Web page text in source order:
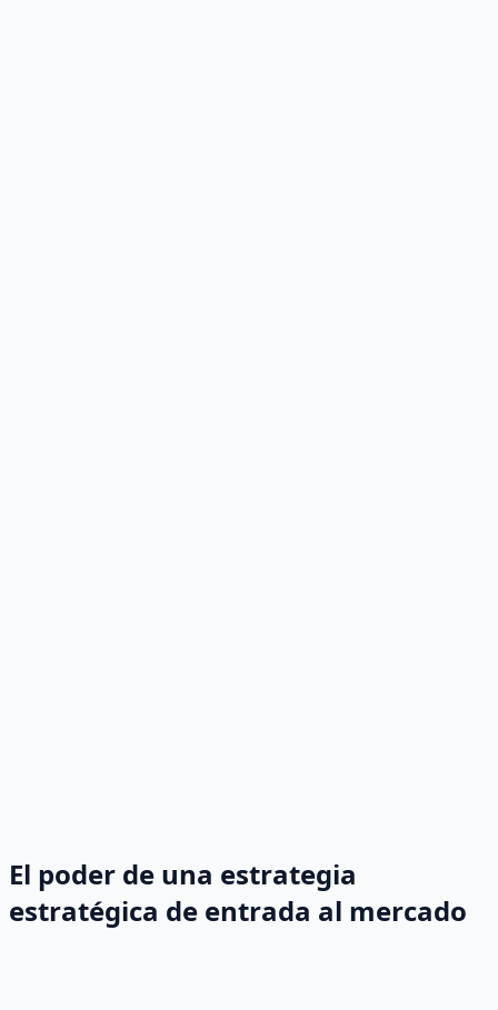
El poder de una estrategia
estratégica de entrada al mercado